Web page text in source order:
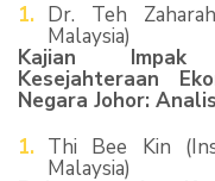
Dr. Teh
Malaysia)
Kajian Impak
Kesejahteraan
Negara Johor:
Thi Bee Kin
Malaysia)